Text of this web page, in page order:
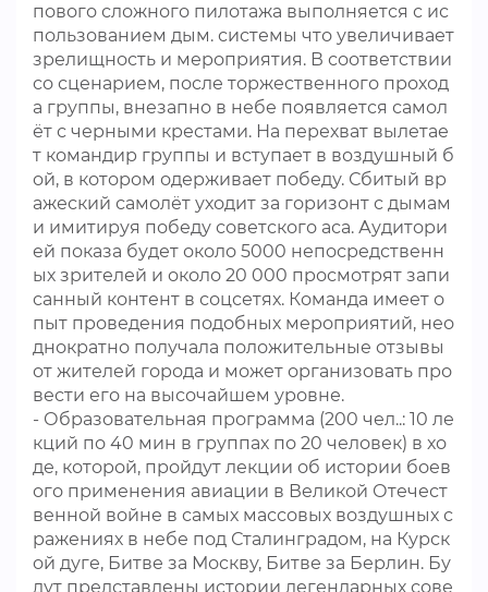
пового сложного пилотажа выполняется с ис
пользованием дым. системы что увеличивает
зрелищность и мероприятия. В соответствии
со сценарием, после торжественного проход
а группы, внезапно в небе появляется самол
ёт с черными крестами. На перехват вылетае
т командир группы и вступает в воздушный б
ой, в котором одерживает победу. Сбитый вр
ажеский самолёт уходит за горизонт с дымам
и имитируя победу советского аса. Аудитори
ей показа будет около 5000 непосредственн
ых зрителей и около 20 000 просмотрят запи
санный контент в соцсетях. Команда имеет о
пыт проведения подобных мероприятий, нео
днократно получала положительные отзывы
от жителей города и может организовать про
вести его на высочайшем уровне.
- Образовательная программа (200 чел..: 10 ле
кций по 40 мин в группах по 20 человек) в хо
де, которой, пройдут лекции об истории боев
ого применения авиации в Великой Отечест
венной войне в самых массовых воздушных с
ражениях в небе под Сталинградом, на Курск
ой дуге, Битве за Москву, Битве за Берлин. Бу
дут представлены истории легендарных сове